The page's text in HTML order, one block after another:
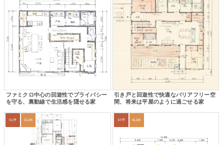
ファミクロ中心の回遊性でプライバシー
を守る、裏動線で生活感を隠せる家
引き戸と回遊性で快適なバリアフリー空
間、将来は平屋のように過ごせる家
51坪 3LDK 37坪 4LDK